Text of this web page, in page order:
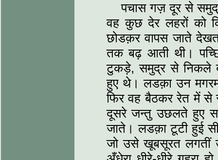
पचास गज़ दूर से
वह कुछ देर लहरों को
छोडक़र वापस जाते
तक बढ़ आती थी।
टुकड़े, समुद्र से निकले
हुए थे। लडक़ा उन
फिर वह बैठकर रेत में से
दूसरे जन्तु उछलते हुए
जाते। लडक़ा टूटी हुई
जो उसे खूबसूरत लगतीं